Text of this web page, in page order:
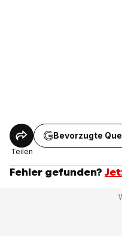
Teilen
Bevorzugte
Fehler gefunden?